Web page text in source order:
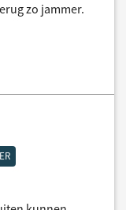
zo jammer.